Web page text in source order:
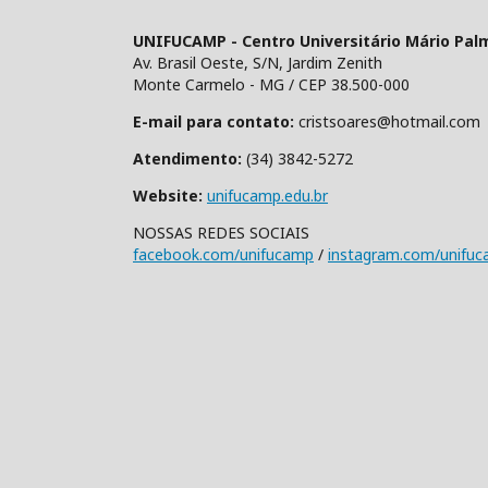
UNIFUCAMP - Centro Universitário Mário
Av. Brasil Oeste, S/N, Jardim Zenith
Monte Carmelo - MG / CEP 38.500-000
E-mail para contato: cristsoares@hotmail.com
Atendimento: (34) 3842-5272
Website: unifucamp.edu.br
NOSSAS REDES SOCIAIS
facebook.com/unifucamp / instagram.com/